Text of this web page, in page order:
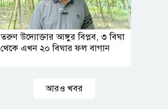
তরুণ উদ্যোক্তার আঙ্গুর বিপ্লব, ৩ বিঘা
থেকে এখন ২০ বিঘার ফল বাগান
আরও খবর